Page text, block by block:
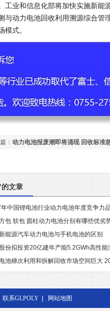
业和信息化部将加快实施新能
动力电池回收利用溯源综合管
式。
： 动力电池报废潮即将涌现 回收标准
文章
中国锂电池行业动力电池年度竞争力
包 软包 圆柱动力电池分别有哪些优劣
能源汽车动力电池与手机电池的区别
份拟投资20亿建年产能5.2GWh高性能
池梯次利用和拆解回收市场空间巨大
联系GLPOLY 网站地图